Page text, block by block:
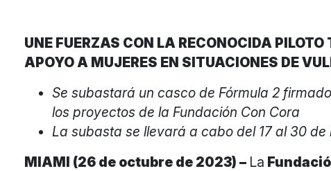
UNE FUERZAS CON LA RECONOCIDA
APOYO A MUJERES EN SITUACIONES DE
Se subastará un casco de Fórmula 2
los proyectos de la Fundación Con Cora
La subasta se llevará a cabo del 17 al 30 de
MIAMI (26 de octubre de 2023) – La